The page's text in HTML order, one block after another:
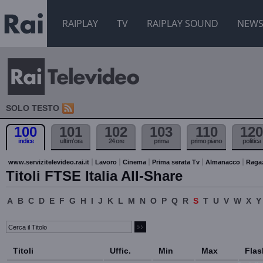
RAIPLAY TV RAIPLAY SOUND NEWS
SOLO TESTO
100
indice
101
ultim'ora
102
24 ore
103
prima
110
primo piano
120
politica
www.servizitelevideo.rai.it Lavoro Cinema Prima serata Tv Almanacco
Titoli FTSE Italia All-Share
A B C D E F G H I J K L M N O P Q R S T U V W X Y
Titoli Uffic. Min Max